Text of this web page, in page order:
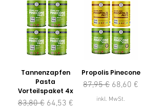
Tannenzapfen
Pasta
Vorteilspaket 4x
Standardpreis
83,80 € Sale-Preis
64,53 €
Propolis Pinecone
Standardpreis
87,95 € Sale-Preis
68,60 €
inkl. MwSt.